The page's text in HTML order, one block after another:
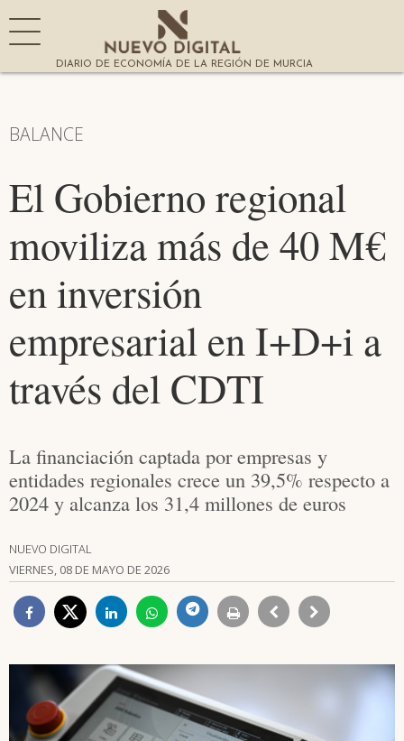
DIARIO DE ECONOMÍA DE LA REGIÓN DE MURCIA
BALANCE
El Gobierno regional
moviliza más de 40 M€
en inversión
empresarial en I+D+i a
través del CDTI
La financiación captada por empresas y
entidades regionales crece un 39,5% respecto a
2024 y alcanza los 31,4 millones de euros
NUEVO DIGITAL
VIERNES, 08 DE MAYO DE 2026